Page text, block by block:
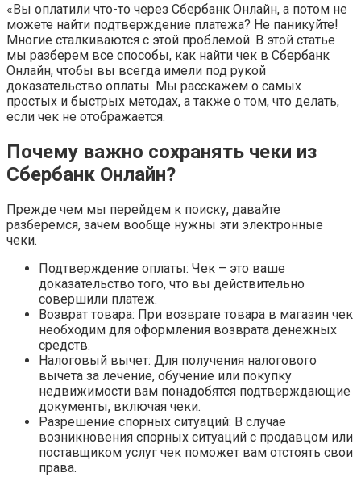
«Вы оплатили что-то через Сбербанк Онлайн, а потом не
можете найти подтверждение платежа? Не паникуйте!
Многие сталкиваются с этой проблемой. В этой статье
мы разберем все способы, как найти чек в Сбербанк
Онлайн, чтобы вы всегда имели под рукой
доказательство оплаты. Мы расскажем о самых
простых и быстрых методах, а также о том, что делать,
если чек не отображается.
Почему важно сохранять чеки из
Сбербанк Онлайн?
Прежде чем мы перейдем к поиску, давайте
разберемся, зачем вообще нужны эти электронные
чеки.
Подтверждение оплаты: Чек – это ваше
доказательство того, что вы действительно
совершили платеж.
Возврат товара: При возврате товара в магазин чек
необходим для оформления возврата денежных
средств.
Налоговый вычет: Для получения налогового
вычета за лечение, обучение или покупку
недвижимости вам понадобятся подтверждающие
документы, включая чеки.
Разрешение спорных ситуаций: В случае
возникновения спорных ситуаций с продавцом или
поставщиком услуг чек поможет вам отстоять свои
права.